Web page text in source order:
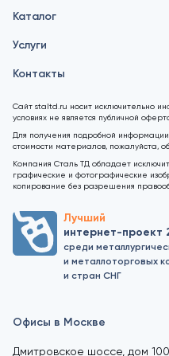
Каталог
Услуги
Контакты
Сайт staltd.ru носит исключительно
условиях не является публичной
Для получения подробной
стоимости материалов, пожалуйста,
Компания Сталь ТД обладает
графические и фотографические
копирование без разрешения
Лучший
интернет-проект
среди
и металлоторговых
и стран СНГ
Офисы в Москве
Дмитровское шоссе, дом